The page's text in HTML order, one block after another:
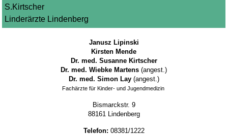
S.Kirtscher
Linderärzte Lindenberg
Janusz Lipinski
Kirsten Mende
Dr. med. Susanne Kirtscher
Dr. med. Wiebke Martens(angest.)
Dr. med. Simon Lay (angest.)
Fachärzte für Kinder- und Jugendmedizin
Bismarckstr. 9
88161 Lindenberg
Telefon: 08381/1222